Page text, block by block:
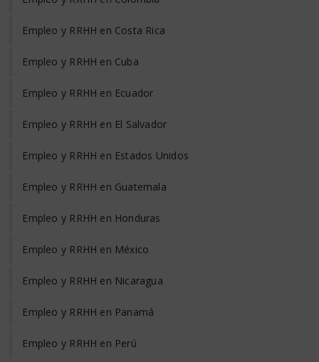
Empleo y RRHH en Costa Rica
Empleo y RRHH en Cuba
Empleo y RRHH en Ecuador
Empleo y RRHH en El Salvador
Empleo y RRHH en Estados Unidos
Empleo y RRHH en Guatemala
Empleo y RRHH en Honduras
Empleo y RRHH en México
Empleo y RRHH en Nicaragua
Empleo y RRHH en Panamá
Empleo y RRHH en Perú